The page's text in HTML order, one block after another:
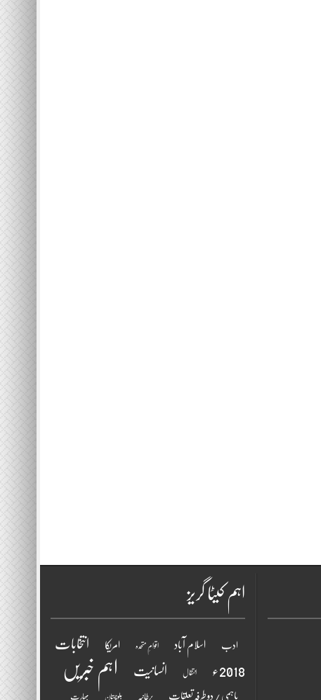
اہم کیٹا گریز
ادب اسلام آباد اقوامِ متحدہ امریکا انتخابات
2018ء انتقال انسانیت اہم خبریں
باہمی / دو طرفہ تعلقات برطانیہ بلوچستان بھارت